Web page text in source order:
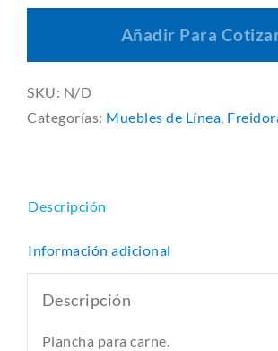
Añadir Para
SKU: N/D
Categorías: Muebles de Línea,
Descripción
Información adicional
Descripción
Plancha para carne.